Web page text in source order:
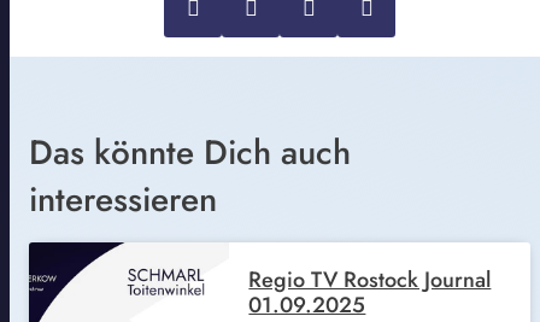
Das könnte Dich auch
interessieren
Regio TV Rostock Journal
01.09.2025